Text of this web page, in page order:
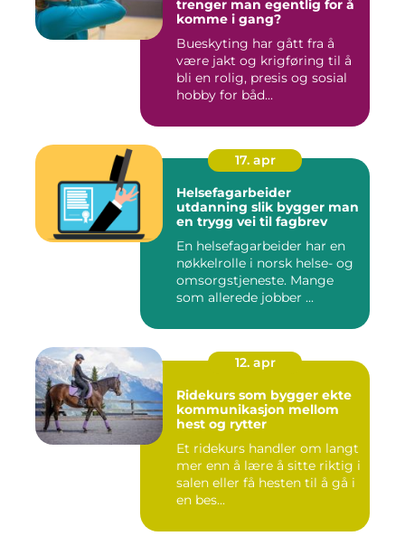
trenger man egentlig for å
komme i gang?
Bueskyting har gått fra å
være jakt og krigføring til å
bli en rolig, presis og sosial
hobby for båd...
17. apr
Helsefagarbeider
utdanning slik bygger man
en trygg vei til fagbrev
En helsefagarbeider har en
nøkkelrolle i norsk helse- og
omsorgstjeneste. Mange
som allerede jobber ...
12. apr
Ridekurs som bygger ekte
kommunikasjon mellom
hest og rytter
Et ridekurs handler om langt
mer enn å lære å sitte riktig i
salen eller få hesten til å gå i
en bes...